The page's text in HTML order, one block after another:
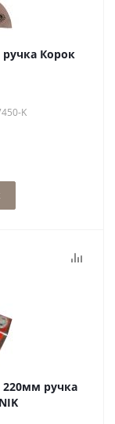
ручка Корок
K
220мм ручка